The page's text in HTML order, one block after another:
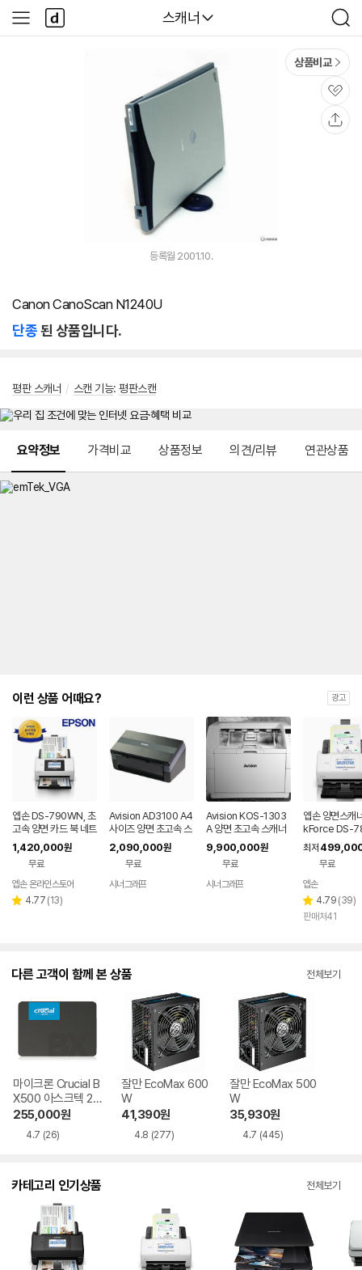
다나와
스캐너
검
색
사
이
다
나
와
상품비교
관
심
등록월 2001.10.
Canon CanoScan N1240U
단종된 상품입니다.
평판 스캐너 / 스캔 기능: 평판스캔
요약정보 가격비교 상품정보 의견/리뷰 연관상품
이런 상품 어때요? 광고
엡손 DS-790WN, 초
고속 양면 카드 북 네트
워크 스캐너
1,420,000원
무료
엡손 온라인스토어
별 4.77 리
(13)
Avision AD3100 A4
사이즈 양면 초고속 스
캐너 100ppm/200i
pm
2,090,000원
무료
시너그래프
Avision KOS-1303
A 양면 초고속 스캐너
130ppm/260ipm
9,900,000원
무료
시너그래프
엡손 양면스캐
kForce DS-
무선
최저
무료
엡손
별
점
4.79 리
(39)
판매처41
다른 고객이 함께 본 상품 전체보기
마이크론 Crucial B
X500 아스크텍 24
0GB
255,000원
4.7 (26)
잘만 EcoMax 600
W
41,390원
4.8 (277)
잘만 EcoMax 500
W
35,930원
4.7 (445)
카테고리 인기상품 전체보기